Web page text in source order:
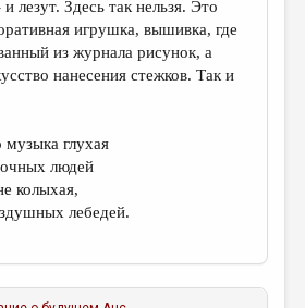
лезут. Здесь так нельзя. Это
игрушка, вышивка, где
из журнала рисунок, а
нанесения стежков. Так и
глухая
людей
колыхая,
лебедей.